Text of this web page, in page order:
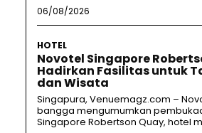
06/08/2026
HOTEL
Novotel Singapore
Hadirkan Fasilitas untuk
dan Wisata
Singapura, Venuemagz.com –
bangga mengumumkan
Singapore Robertson Quay, hotel